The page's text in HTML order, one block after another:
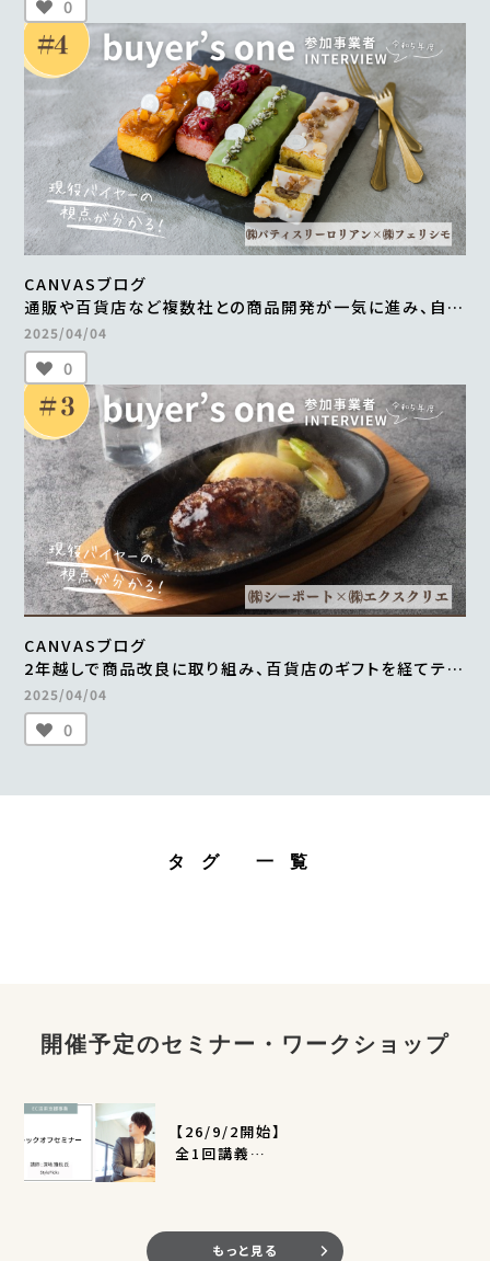
0
CANVASブログ
通販や百貨店など複数社との商品開発が一気に進み、自社
だけでは成し得なかった販路の拡大を実現 ＜from
buyer’s one＞
2025/04/04
0
CANVASブログ
2年越しで商品改良に取り組み、百貨店のギフトを経てテレ
ビ通販で1000万円の売上を実現 ＜from buyer’s one
＞
2025/04/04
0
タグ 一覧
開催予定のセミナー・ワークショップ
【26/9/2開始】
全1回講義
もっと見る